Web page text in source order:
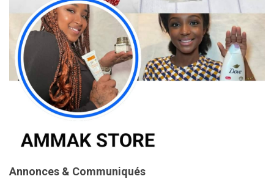
Annonces & Communiqués